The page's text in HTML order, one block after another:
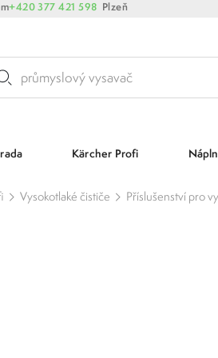
+420 377 421 598 Plzeň
Kärcher Profi
Vysokotlaké čističe Příslušenství pro